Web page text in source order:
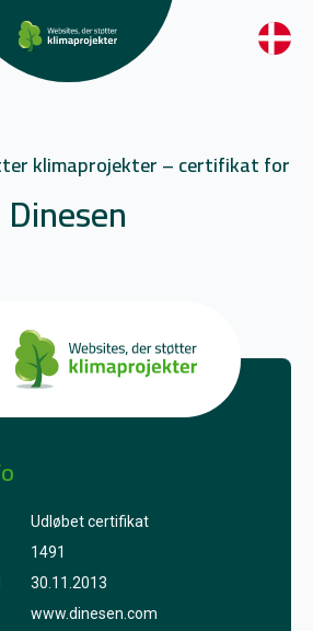
klimaprojekter – certifikat for
Dinesen
Udløbet certifikat
1491
30.11.2013
www.dinesen.com